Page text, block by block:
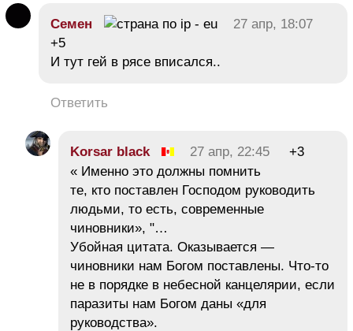
Семен
27 апр, 18:07
+5
И тут гей в рясе вписался..
Ответить
Korsar black 27 апр, 22:45
+3
« Именно это должны помнить
те, кто поставлен Господом руководить
людьми, то есть, современные
чиновники», "…
Убойная цитата. Оказывается —
чиновники нам Богом поставлены. Что-то
не в порядке в небесной канцелярии, если
паразиты нам Богом даны «для
руководства».